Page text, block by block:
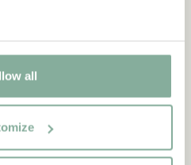
all